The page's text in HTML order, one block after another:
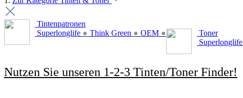
Tintenpatronen
Superlonglife ● Think Green ● OEM ●
Toner
Superlonglife
Nutzen Sie unseren 1-2-3 Tinten/Toner Finder!